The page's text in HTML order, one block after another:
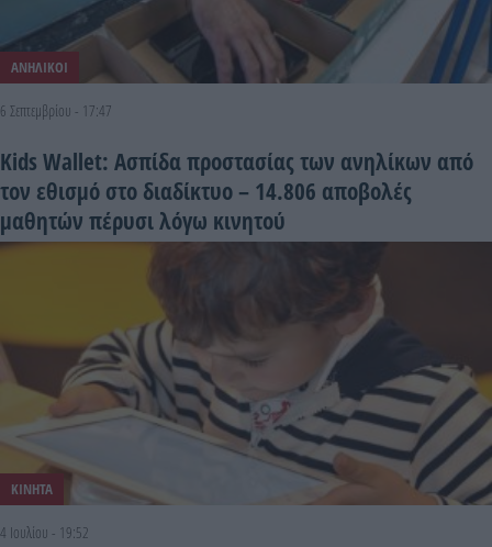
ΑΝΗΛΙΚΟΙ
6 Σεπτεμβρίου - 17:47
Kids Wallet: Ασπίδα προστασίας των ανηλίκων από
τον εθισμό στο διαδίκτυο – 14.806 αποβολές
μαθητών πέρυσι λόγω κινητού
ΚΙΝΗΤΑ
4 Ιουλίου - 19:52